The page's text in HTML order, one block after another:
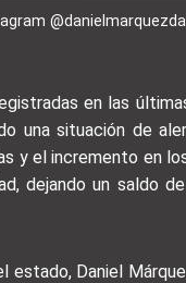
en las
una situación de
y el incremento en
dejando un saldo
estado, Daniel